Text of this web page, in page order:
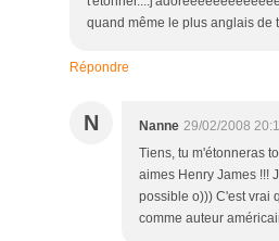
quand même le plus anglais de
Répondre
N Nanne 29/02/2008
Tiens, tu m'étonneras
aimes Henry James !!!
possible o))) C'est vrai
comme auteur